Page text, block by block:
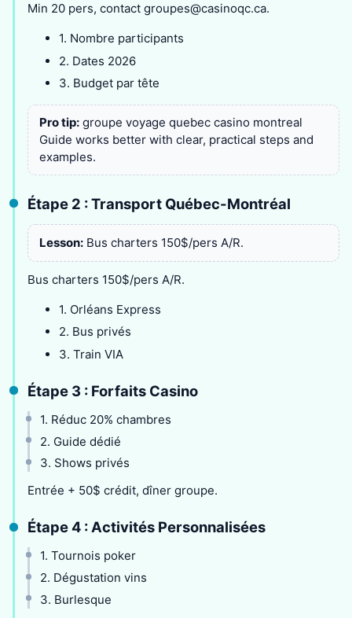
Min 20 pers, contact groupes@casinoqc.ca.
1. Nombre participants
2. Dates 2026
3. Budget par tête
Pro tip:groupe voyage quebec casino montreal
Guide works better with clear, practical steps and
examples.
Étape 2 : Transport Québec-Montréal
Lesson:Bus charters 150$/pers A/R.
Bus charters 150$/pers A/R.
1. Orléans Express
2. Bus privés
3. Train VIA
Étape 3 : Forfaits Casino
1. Réduc 20% chambres
2. Guide dédié
3. Shows privés
Entrée + 50$ crédit, dîner groupe.
Étape 4 : Activités Personnalisées
1. Tournois poker
2. Dégustation vins
3. Burlesque